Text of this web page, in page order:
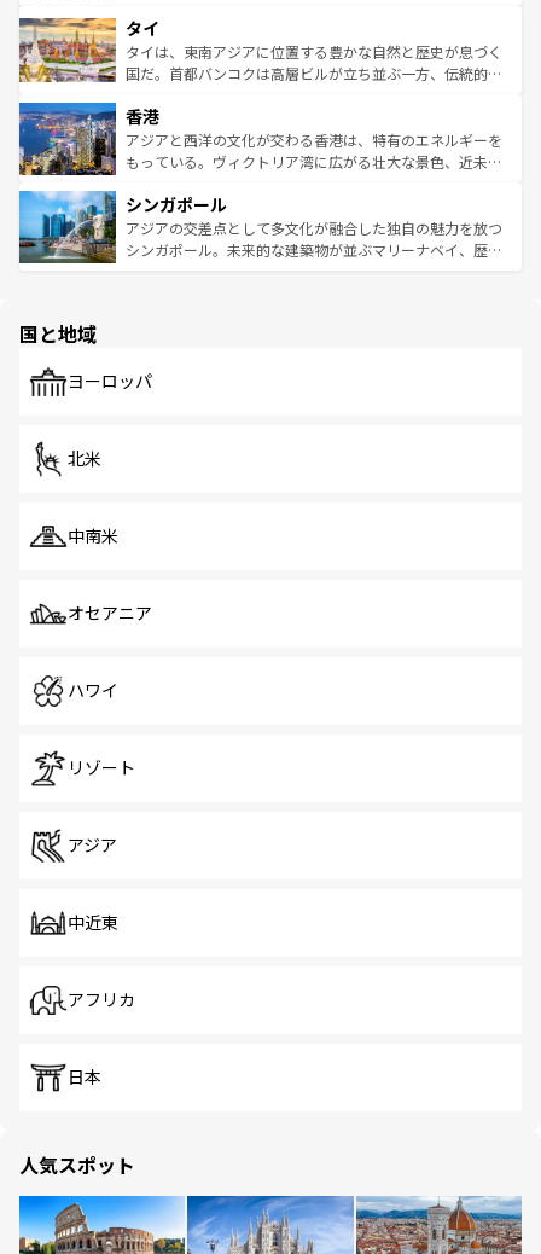
リティに包まれながら、韓国の多彩な魅力を心ゆくまで味
わってみてほしい。 なお、新着の韓国情報はコンテンツ一
覧を参照してほしい。
急速な発展と共に伝統が息づく。ハノイの古い町並みやホ
ーチミン市のフランス統治時代の建物も、独特の雰囲気を
醸し出している。また、バラエティの豊かさとおいしさで
とつ。フォーやバインミー、ベトナムコーヒーなどは、ぜ
ひ現地で味わいたい。どの地域を訪れてもあたたかい人々
が旅行者を迎えてくれるので、きっと忘れられない旅にな
参照してほしい。
タイ
タイは、東南アジアに位置する豊かな自然と歴史が息づく
国だ。首都バンコクは高層ビルが立ち並ぶ一方、伝統的な
の活気が交差している。北部ではチェンマイなどの山岳地
帯で自然と触れ合い、南部ではプーケットやクラビの美し
いビーチでリゾート気分を楽しむことができる。タイ料理
激する。気候は一年中温暖で、どの季節にも異なる楽しみ
が待っている。親しみやすいタイの人々、仏教を中心とし
た文化、そして多様な観光資源が、訪れる旅人を魅了し続
香港
アジアと西洋の文化が交わる香港は、特有のエネルギーを
もっている。ヴィクトリア湾に広がる壮大な景色、近未来
み、どこを訪れても感動するはず。観光スポットが密集し
ており、効率よく見どころを回れるのも魅力。息をのむよ
うな絶景から文化的な体験まで、香港を存分に楽しみ尽く
シンガポール
アジアの交差点として多文化が融合した独自の魅力を放つ
シンガポール。未来的な建築物が並ぶマリーナベイ、歴史
で、ホーカーズは地元の風情を楽しめる外せないスポット
国と地域
ヨーロッパ
北米
中南米
オセアニア
ハワイ
リゾート
アジア
中近東
アフリカ
日本
人気スポット